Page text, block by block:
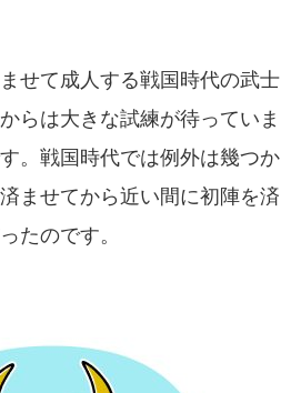
せて成人する戦国時代の武士
らは大きな試練が待っていま
。戦国時代では例外は幾つか
ませてから近い間に初陣を済
たのです。